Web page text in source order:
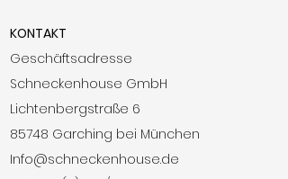
KONTAKT
Geschäftsadresse
Schneckenhouse GmbH
Lichtenbergstraße 6
85748 Garching bei München
Info@schneckenhouse.de